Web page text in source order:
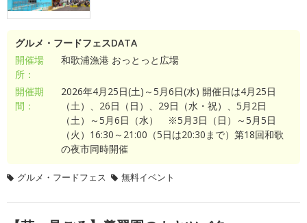
グルメ・フードフェスDATA
開催場
所：
和歌浦漁港 おっとっと広場
開催期
間：
2026年4月25日(土)～5月6日(水) 開催日は4月25日
（土）、26日（日）、29日（水・祝）、5月2日
（土）～5月6日（水） ※5月3日（日）～5月5日
（火）16:30～21:00（5日は20:30まで）第18回和歌
の夜市同時開催
グルメ・フードフェス 無料イベント